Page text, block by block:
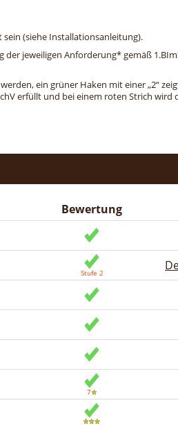
(siehe Installationsanleitung).
jeweiligen Anforderung* gemäß
ein grüner Haken mit einer „2“
erfüllt und bei einem roten Strich wird
Bewertung